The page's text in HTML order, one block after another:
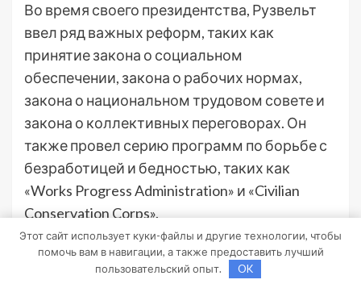
Во время своего президентства, Рузвельт
ввел ряд важных реформ, таких как
принятие закона о социальном
обеспечении, закона о рабочих нормах,
закона о национальном трудовом совете и
закона о коллективных переговорах. Он
также провел серию программ по борьбе с
безработицей и бедностью, таких как
«Works Progress Administration» и «Civilian
Conservation Corps».
Где и когда Рузвельт родился?
Фрэнклин Делано Рузвельт родился 30
Этот сайт использует куки-файлы и другие технологии, чтобы
помочь вам в навигации, а также предоставить лучший
пользовательский опыт.
OK